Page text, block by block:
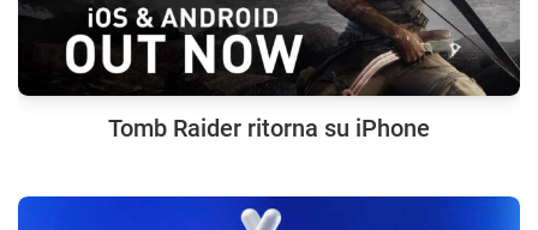
Tomb Raider ritorna su iPhone